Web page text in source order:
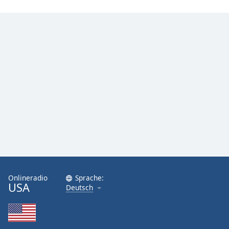
Font
Family
Onlineradio
USA
Sprache:
Deutsch